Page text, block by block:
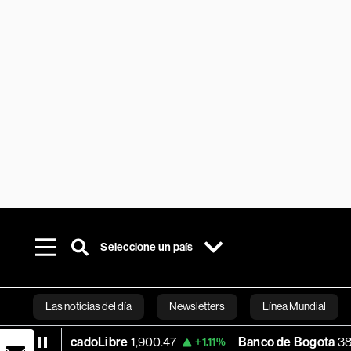
Seleccione un país
Las noticias del día Newsletters Línea Mundial
Bloomberg
MercadoLibre 1,900.47 +1.11% Banco de Bogota 38,800.00